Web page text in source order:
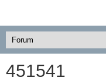
451541